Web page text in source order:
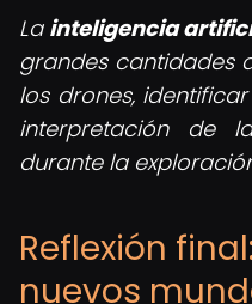
La inteligencia
grandes cantidades
los drones,
interpretación de
durante la
Reflexión
nuevos